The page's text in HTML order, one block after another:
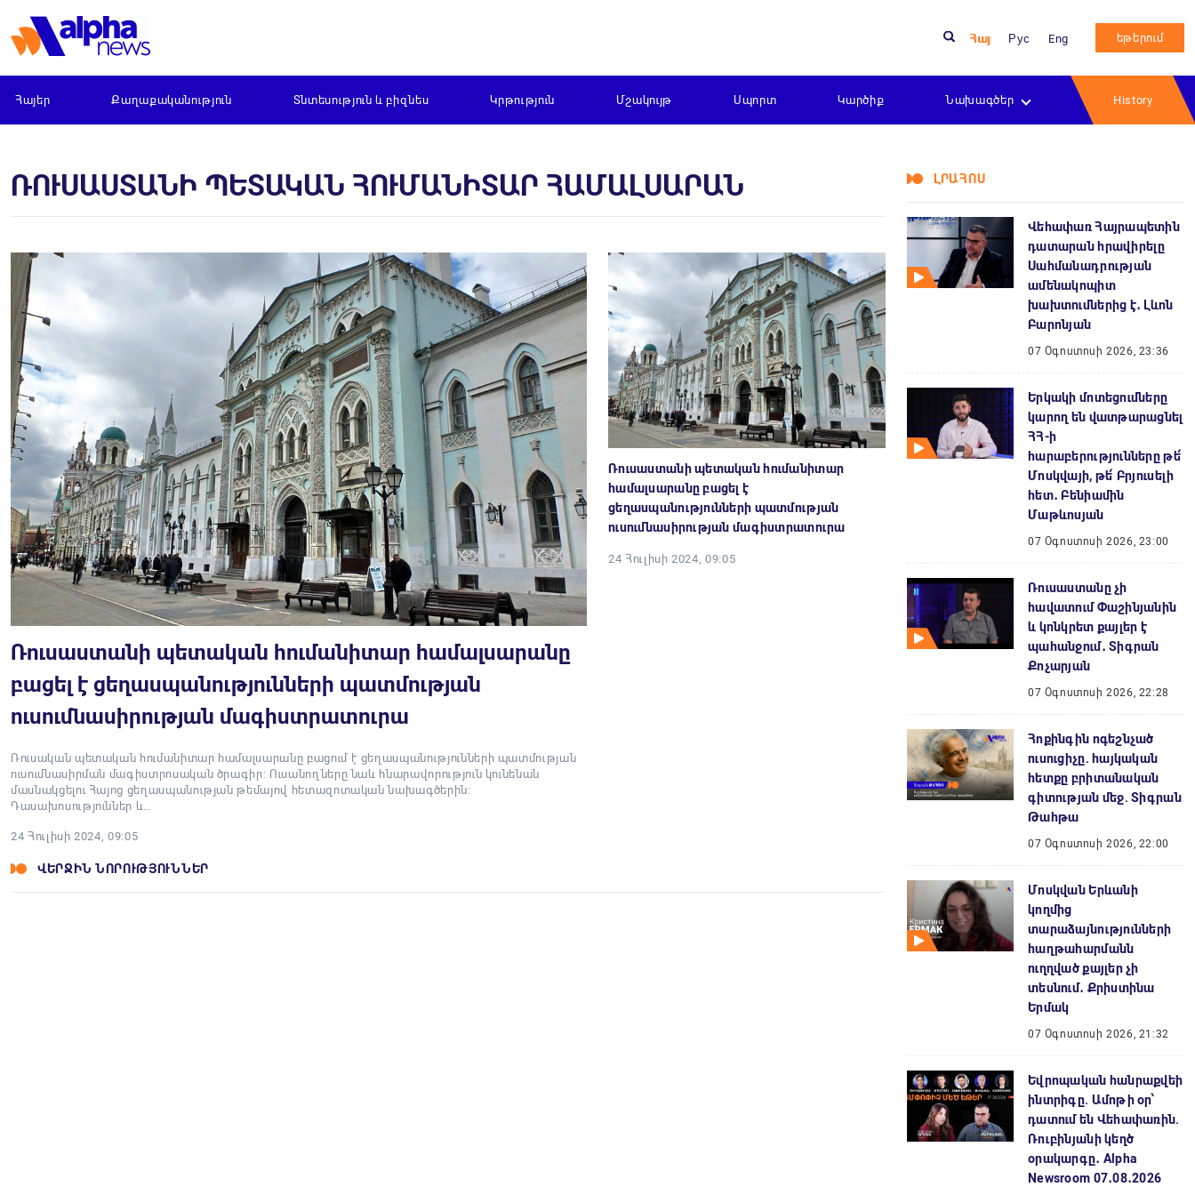
Հայ Рус Eng եթերում
Հայեր Քաղաքականություն Տնտեսություն և բիզնես Կրթություն Մշակույթ Սպորտ Կարծիք Նախագծեր History
ՌՈՒՍԱՍՏԱՆԻ ՊԵՏԱԿԱՆ ​​ՀՈՒՄԱՆԻՏԱՐ ՀԱՄԱԼՍԱՐԱՆ
Ռուսաստանի պետական հումանիտար համալսարանը
բացել է ցեղասպանությունների պատմության
ուսումնասիրության մագիստրատուրա
Ռուսական պետական հումանիտար համալսարանը բացում է ցեղասպանությունների պատմության
ուսումնասիրման մագիստրոսական ծրագիր: Ուսանողները նաև հնարավորություն կունենան
մասնակցելու Հայոց ցեղասպանության թեմայով հետազոտական նախագծերին։
Դասախոսություններ և…
24 Հուլիսի 2024, 09:05
Ռուսաստանի պետական հումանիտար
համալսարանը բացել է
ցեղասպանությունների պատմության
ուսումնասիրության մագիստրատուրա
24 Հուլիսի 2024, 09:05
ՎԵՐՋԻՆ ՆՈՐՈՒԹՅՈՒՆՆԵՐ
ԼՐԱՀՈՍ
Վեհափառ Հայրապետին
դատարան հրավիրելը
Սահմանադրության
ամենակոպիտ
խախտումներից է․ Լևոն
Բարոնյան
07 Օգոստոսի 2026, 23:36
Երկակի մոտեցումները
կարող են վատթարացնել
ՀՀ-ի
հարաբերությունները թե՛
Մոսկվայի, թե՛ Բրյուսելի
հետ․ Բենիամին
Մաթևոսյան
07 Օգոստոսի 2026, 23:00
Ռուսաստանը չի
հավատում Փաշինյանին
և կոնկրետ քայլեր է
պահանջում․ Տիգրան
Քոչարյան
07 Օգոստոսի 2026, 22:28
Հոքինգին ոգեշնչած
ուսուցիչը. հայկական
հետքը բրիտանական
գիտության մեջ. Տիգրան
Թահթա
07 Օգոստոսի 2026, 22:00
Մոսկվան Երևանի
կողմից
տարաձայնությունների
հաղթահարմանն
ուղղված քայլեր չի
տեսնում․ Քրիստինա
Երմակ
07 Օգոստոսի 2026, 21:32
Եվրոպական հանրաքվեի
ինտրիգը. Ամոթի օր՝
դատում են Վեհափառին.
Ռուբինյանի կեղծ
օրակարգը․ Alpha
Newsroom 07․08․2026